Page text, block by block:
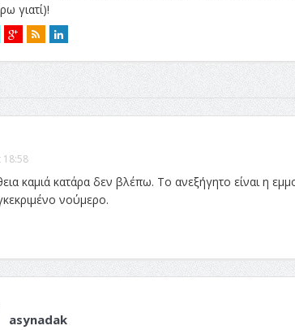
γιατί)!
καμιά κατάρα δεν βλέπω. Το ανεξήγητο είναι η
νούμερο.
asynadak